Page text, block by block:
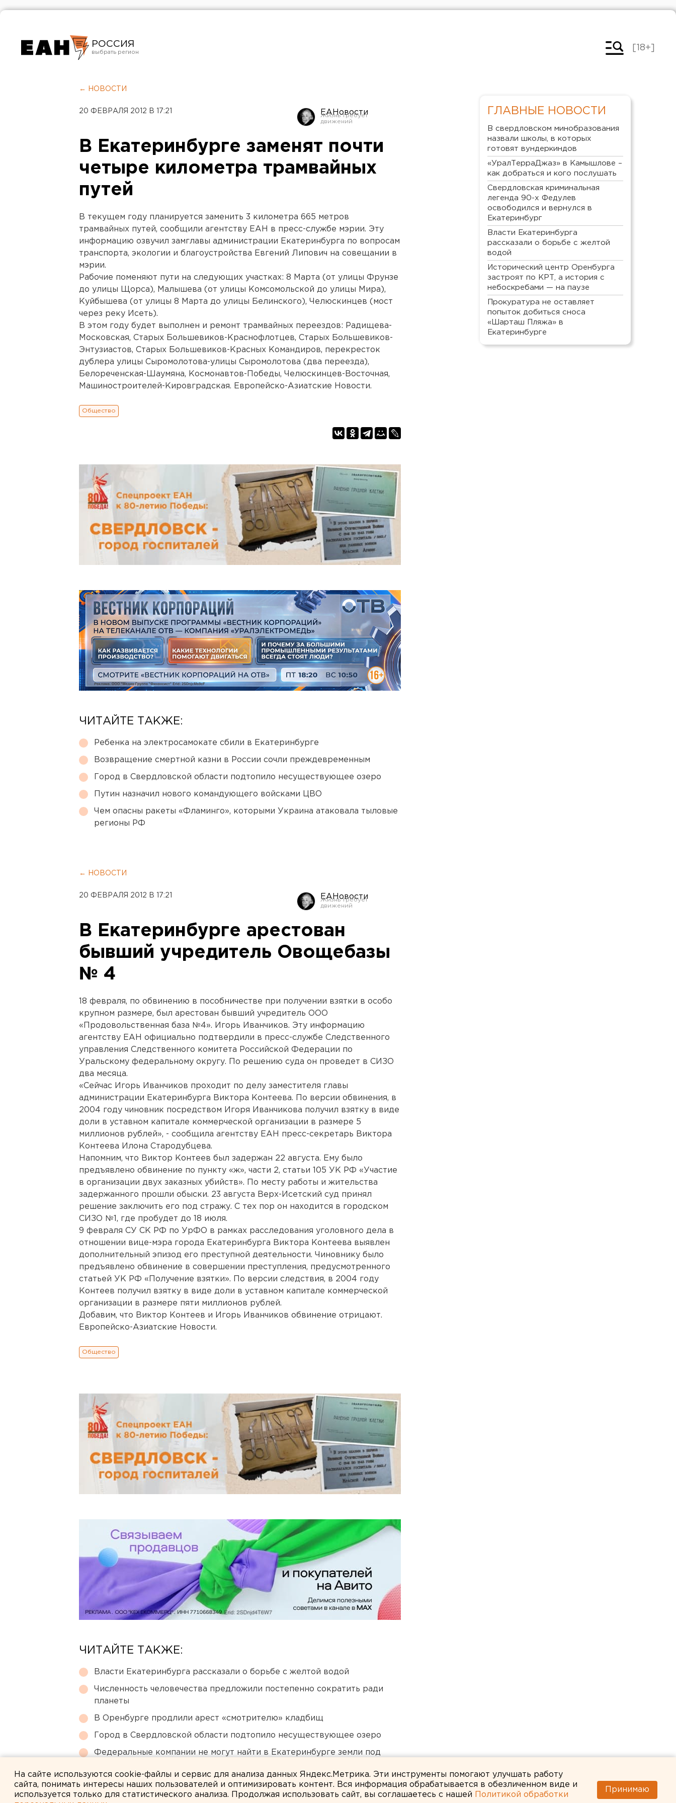
РОССИЯ
Челябинск
[18+]
← НОВОСТИ
20 ФЕВРАЛЯ 2012 В 17:21 ЕАНовости
В Екатеринбурге заменят почти
четыре километра трамвайных
путей
В текущем году планируется заменить 3 километра 665 метров
трамвайных путей, сообщили агентству ЕАН в пресс-службе мэрии. Эту
информацию озвучил замглавы администрации Екатеринбурга по вопросам
транспорта, экологии и благоустройства Евгений Липович на совещании в
мэрии.
Рабочие поменяют пути на следующих участках: 8 Марта (от улицы Фрунзе
до улицы Щорса), Малышева (от улицы Комсомольской до улицы Мира),
Куйбышева (от улицы 8 Марта до улицы Белинского), Челюскинцев (мост
через реку Исеть).
В этом году будет выполнен и ремонт трамвайных переездов: Радищева-
Московская, Старых Большевиков-Краснофлотцев, Старых Большевиков-
Энтузиастов, Старых Большевиков-Красных Командиров, перекресток
дублера улицы Сыромолотова-улицы Сыромолотова (два переезда),
Белореченская-Шаумяна, Космонавтов-Победы, Челюскинцев-Восточная,
Машиностроителей-Кировградская. Европейско-Азиатские Новости.
Общество
ЧИТАЙТЕ ТАКЖЕ:
Ребенка на электросамокате сбили в Екатеринбурге
Возвращение смертной казни в России сочли преждевременным
Город в Свердловской области подтопило несуществующее озеро
Путин назначил нового командующего войсками ЦВО
Чем опасны ракеты «Фламинго», которыми Украина атаковала тыловые
регионы РФ
← НОВОСТИ
20 ФЕВРАЛЯ 2012 В 17:21 ЕАНовости
В Екатеринбурге арестован
бывший учредитель Овощебазы
№ 4
18 февраля, по обвинению в пособничестве при получении взятки в особо
крупном размере, был арестован бывший учредитель ООО
«Продовольственная база №4». Игорь Иванчиков. Эту информацию
агентству ЕАН официально подтвердили в пресс-службе Следственного
управления Следственного комитета Российской Федерации по
Уральскому федеральному округу. По решению суда он проведет в СИЗО
два месяца.
«Сейчас Игорь Иванчиков проходит по делу заместителя главы
администрации Екатеринбурга Виктора Контеева. По версии обвинения, в
2004 году чиновник посредством Игоря Иванчикова получил взятку в виде
доли в уставном капитале коммерческой организации в размере 5
миллионов рублей», - сообщила агентству ЕАН пресс-секретарь Виктора
Контеева Илона Стародубцева.
Напомним, что Виктор Контеев был задержан 22 августа. Ему было
предъявлено обвинение по пункту «ж», части 2, статьи 105 УК РФ «Участие
в организации двух заказных убийств». По месту работы и жительства
задержанного прошли обыски. 23 августа Верх-Исетский суд принял
решение заключить его под стражу. С тех пор он находится в городском
СИЗО №1, где пробудет до 18 июля.
9 февраля СУ СК РФ по УрФО в рамках расследования уголовного дела в
отношении вице-мэра города Екатеринбурга Виктора Контеева выявлен
дополнительный эпизод его преступной деятельности. Чиновнику было
предъявлено обвинение в совершении преступления, предусмотренного
статьей УК РФ «Получение взятки». По версии следствия, в 2004 году
Контеев получил взятку в виде доли в уставном капитале коммерческой
организации в размере пяти миллионов рублей.
Добавим, что Виктор Контеев и Игорь Иванчиков обвинение отрицают.
Европейско-Азиатские Новости.
Общество
ЧИТАЙТЕ ТАКЖЕ:
Власти Екатеринбурга рассказали о борьбе с желтой водой
Численность человечества предложили постепенно сократить ради
планеты
В Оренбурге продлили арест «смотрителю» кладбищ
Город в Свердловской области подтопило несуществующее озеро
Федеральные компании не могут найти в Екатеринбурге земли под
ГЛАВНЫЕ НОВОСТИ
В свердловском минобразования
назвали школы, в которых
готовят вундеркиндов
«УралТерраДжаз» в Камышлове –
как добраться и кого послушать
Свердловская криминальная
легенда 90-х Федулев
освободился и вернулся в
Екатеринбург
Власти Екатеринбурга
рассказали о борьбе с желтой
водой
Исторический центр Оренбурга
застроят по КРТ, а история с
небоскребами — на паузе
Прокуратура не оставляет
попыток добиться сноса
«Шарташ Пляжа» в
Екатеринбурге
На сайте используются cookie-файлы и сервис для анализа данных Яндекс.Метрика. Эти инструменты помогают улучшать работу
сайта, понимать интересы наших пользователей и оптимизировать контент. Вся информация обрабатывается в обезличенном виде и
используется только для статистического анализа. Продолжая использовать сайт, вы соглашаетесь с нашей
Политикой обработки
Принимаю